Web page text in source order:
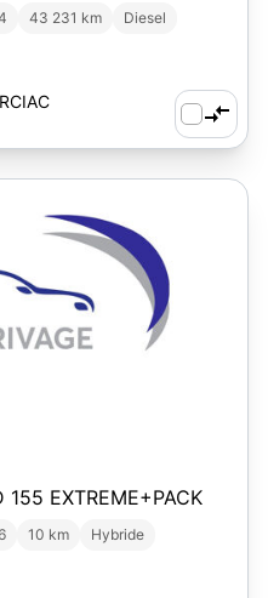
43 231 km
Diesel
155 EXTREME+PACK
10 km
Hybride